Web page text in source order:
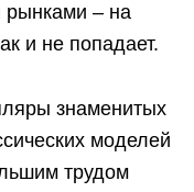
рынками – на
и не попадает.
знаменитых
моделей
трудом